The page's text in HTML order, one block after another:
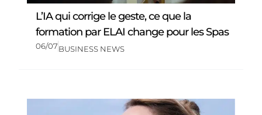
L’IA qui corrige le geste, ce que la
formation par ELAI change pour les Spas
06/07BUSINESS NEWS